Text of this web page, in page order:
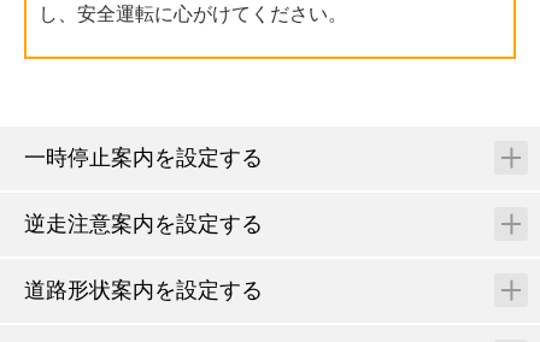
し、安全運転に心がけてください。
一時停止案内を設定する
逆走注意案内を設定する
道路形状案内を設定する